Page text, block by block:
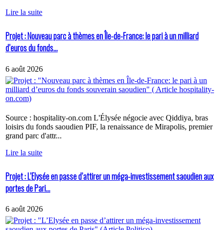
Lire la suite
Projet : Nouveau parc à thèmes en Île-de-France: le pari à un milliard
d’euros du fonds...
6 août 2026
Source : hospitality-on.com L'Élysée négocie avec Qiddiya, bras
loisirs du fonds saoudien PIF, la renaissance de Mirapolis, premier
grand parc d'attr...
Lire la suite
Projet : L’Elysée en passe d’attirer un méga-investissement saoudien aux
portes de Pari...
6 août 2026